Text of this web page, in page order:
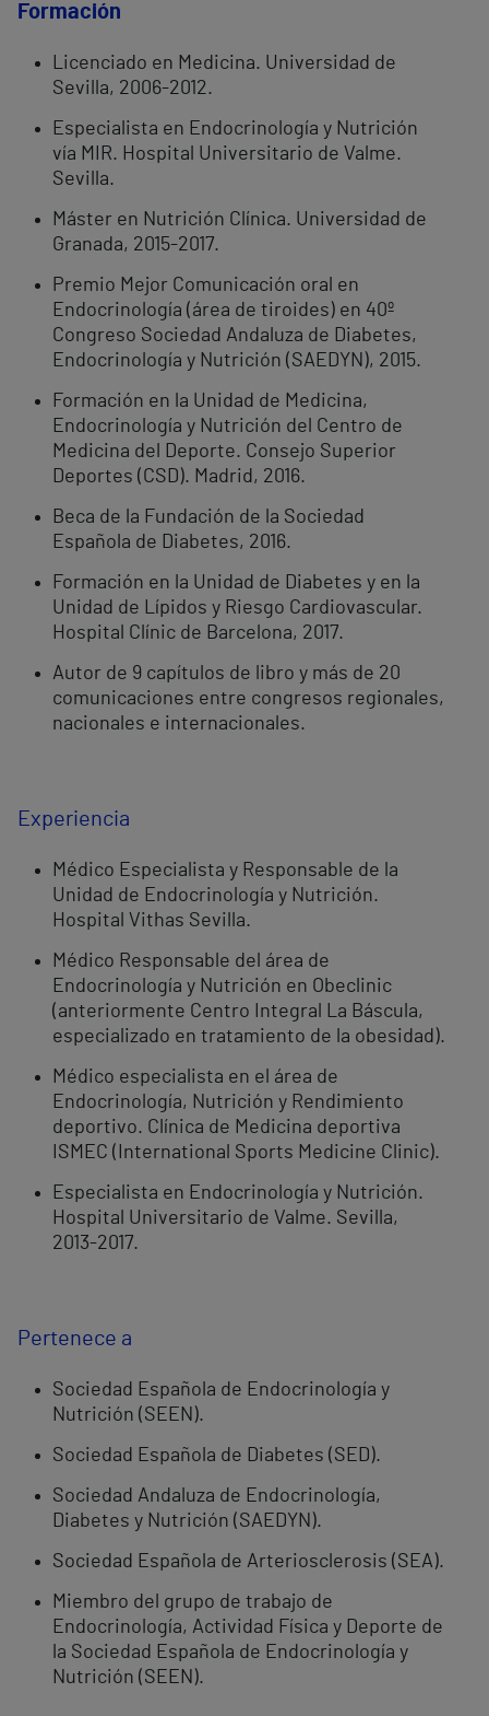
Formación
Licenciado en Medicina. Universidad de
Sevilla, 2006-2012.
Especialista en Endocrinología y Nutrición
vía MIR. Hospital Universitario de Valme.
Sevilla.
Máster en Nutrición Clínica. Universidad de
Granada, 2015-2017.
Premio Mejor Comunicación oral en
Endocrinología (área de tiroides) en 40º
Congreso Sociedad Andaluza de Diabetes,
Endocrinología y Nutrición (SAEDYN), 2015.
Formación en la Unidad de Medicina,
Endocrinología y Nutrición del Centro de
Medicina del Deporte. Consejo Superior
Deportes (CSD). Madrid, 2016.
Beca de la Fundación de la Sociedad
Española de Diabetes, 2016.
Formación en la Unidad de Diabetes y en la
Unidad de Lípidos y Riesgo Cardiovascular.
Hospital Clínic de Barcelona, 2017.
Autor de 9 capítulos de libro y más de 20
comunicaciones entre congresos regionales,
nacionales e internacionales.
Experiencia
Médico Especialista y Responsable de la
Unidad de Endocrinología y Nutrición.
Hospital Vithas Sevilla.
Médico Responsable del área de
Endocrinología y Nutrición en Obeclinic
(anteriormente Centro Integral La Báscula,
especializado en tratamiento de la obesidad).
Médico especialista en el área de
Endocrinología, Nutrición y Rendimiento
deportivo. Clínica de Medicina deportiva
ISMEC (International Sports Medicine Clinic).
Especialista en Endocrinología y Nutrición.
Hospital Universitario de Valme. Sevilla,
2013-2017.
Pertenece a
Sociedad Española de Endocrinología y
Nutrición (SEEN).
Sociedad Española de Diabetes (SED).
Sociedad Andaluza de Endocrinología,
Diabetes y Nutrición (SAEDYN).
Sociedad Española de Arteriosclerosis (SEA).
Miembro del grupo de trabajo de
Endocrinología, Actividad Física y Deporte de
la Sociedad Española de Endocrinología y
Nutrición (SEEN).